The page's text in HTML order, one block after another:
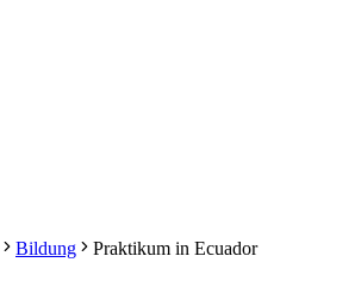
Bildung Praktikum in Ecuador